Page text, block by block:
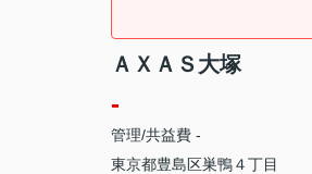
ＡＸＡＳ大塚
-
管理/共益費 -
東京都豊島区巣鴨４丁目